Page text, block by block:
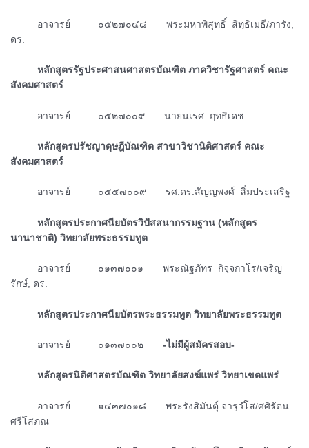
ᅠᅠᅠอาจารย์ ๐๕๒๗๐๔๘ พระมหาพิสุทธิ์ สิทฺธิเมธี/ภารัง,
ดร.
ᅠᅠᅠหลักสูตรรัฐประศาสนศาสตรบัณฑิต ภาควิชารัฐศาสตร์ คณะ
สังคมศาสตร์
ᅠᅠᅠอาจารย์ ๐๕๒๗๐๐๙ นายนเรศ ฤทธิเดช
ᅠᅠᅠหลักสูตรปรัชญาดุษฎีบัณฑิต สาขาวิชานิติศาสตร์ คณะ
สังคมศาสตร์
ᅠᅠᅠอาจารย์ ๐๕๕๗๐๐๙ รศ.ดร.สัญญพงศ์ ลิ่มประเสริฐ
ᅠᅠᅠหลักสูตรประกาศนียบัตรวิปัสสนากรรมฐาน (หลักสูตร
นานาชาติ) วิทยาลัยพระธรรมทูต
ᅠᅠᅠอาจารย์ ๐๑๓๗๐๐๑ พระณัฐภัทร กิจฺจกาโร/เจริญ
รักษ์, ดร.
ᅠᅠᅠหลักสูตรประกาศนียบัตรพระธรรมทูต วิทยาลัยพระธรรมทูต
ᅠᅠᅠอาจารย์ ๐๑๓๗๐๐๒ -ไม่มีผู้สมัครสอบ-
ᅠᅠᅠหลักสูตรนิติศาสตรบัณฑิต วิทยาลัยสงฆ์แพร่ วิทยาเขตแพร่
ᅠᅠᅠอาจารย์ ๑๔๓๗๐๑๘ พระรังสิมันตุ์ จารุวํโส/ศศิรัตน
ศรีโสภณ